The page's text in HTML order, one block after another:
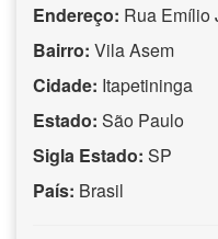
Endereço: Rua Emílio
Bairro: Vila Asem
Cidade: Itapetininga
Estado: São Paulo
Sigla Estado: SP
País: Brasil